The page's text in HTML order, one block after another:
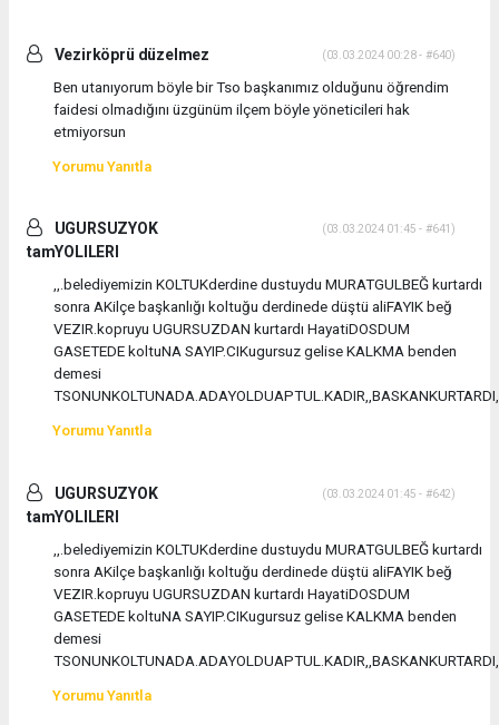
Vezirköprü düzelmez (03.03.2024 00:28 - #640)
Ben utanıyorum böyle bir Tso başkanımız olduğunu öğrendim
faidesi olmadığını üzgünüm ilçem böyle yöneticileri hak
etmiyorsun
Yorumu Yanıtla
UGURSUZYOK
tamYOLILERI
(03.03.2024 01:45 - #641)
,,.belediyemizin KOLTUKderdine dustuydu MURATGULBEĞ kurtardı
sonra AKilçe başkanlığı koltuğu derdinede düştü aliFAYIK beğ
VEZIR.kopruyu UGURSUZDAN kurtardı HayatiDOSDUM
GASETEDE koltuNA SAYIP.CIKugursuz gelise KALKMA benden
demesi
Yorumu Yanıtla
UGURSUZYOK
tamYOLILERI
(03.03.2024 01:45 - #642)
,,.belediyemizin KOLTUKderdine dustuydu MURATGULBEĞ kurtardı
sonra AKilçe başkanlığı koltuğu derdinede düştü aliFAYIK beğ
VEZIR.kopruyu UGURSUZDAN kurtardı HayatiDOSDUM
GASETEDE koltuNA SAYIP.CIKugursuz gelise KALKMA benden
demesi
Yorumu Yanıtla